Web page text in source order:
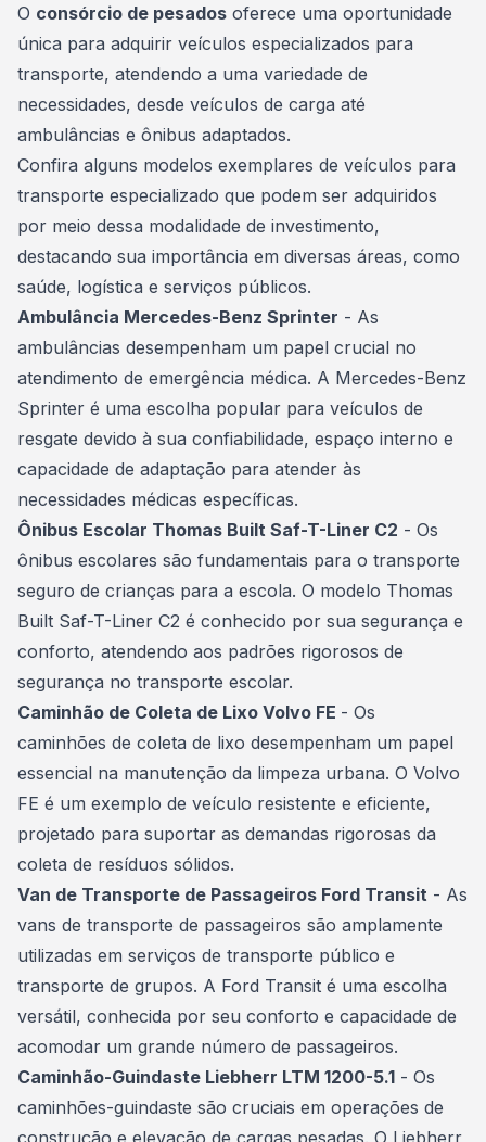
O consórcio de pesados oferece uma oportunidade
única para adquirir veículos especializados para
transporte, atendendo a uma variedade de
necessidades, desde veículos de carga até
ambulâncias e ônibus adaptados.
Confira alguns modelos exemplares de veículos para
transporte especializado que podem ser adquiridos
por meio dessa modalidade de investimento,
destacando sua importância em diversas áreas, como
saúde, logística e serviços públicos.
Ambulância Mercedes-Benz Sprinter - As
ambulâncias desempenham um papel crucial no
atendimento de emergência médica. A Mercedes-Benz
Sprinter é uma escolha popular para veículos de
resgate devido à sua confiabilidade, espaço interno e
capacidade de adaptação para atender às
necessidades médicas específicas.
Ônibus Escolar Thomas Built Saf-T-Liner C2 - Os
ônibus escolares são fundamentais para o transporte
seguro de crianças para a escola. O modelo Thomas
Built Saf-T-Liner C2 é conhecido por sua segurança e
conforto, atendendo aos padrões rigorosos de
segurança no transporte escolar.
Caminhão de Coleta de Lixo Volvo FE - Os
caminhões de coleta de lixo desempenham um papel
essencial na manutenção da limpeza urbana. O Volvo
FE é um exemplo de veículo resistente e eficiente,
projetado para suportar as demandas rigorosas da
coleta de resíduos sólidos.
Van de Transporte de Passageiros Ford Transit - As
vans de transporte de passageiros são amplamente
utilizadas em serviços de transporte público e
transporte de grupos. A Ford Transit é uma escolha
versátil, conhecida por seu conforto e capacidade de
acomodar um grande número de passageiros.
Caminhão-Guindaste Liebherr LTM 1200-5.1 - Os
caminhões-guindaste são cruciais em operações de
construção e elevação de cargas pesadas. O Liebherr